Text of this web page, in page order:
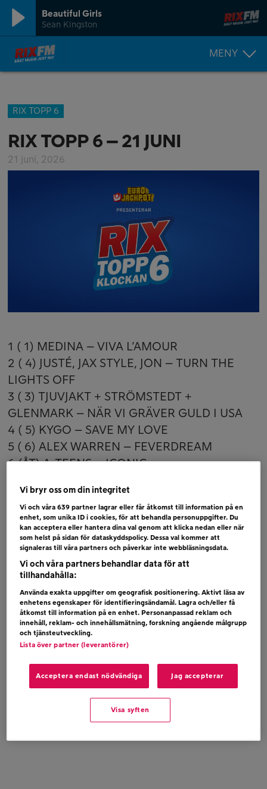
Beautiful Girls
Sean Kingston
MENY
RIX TOPP 6
RIX TOPP 6 – 21 JUNI
21 juni, 2026
1 ( 1) MEDINA – VIVA L’AMOUR
2 ( 4) JUSTÉ, JAX STYLE, JON – TURN THE
LIGHTS OFF
3 ( 3) TJUVJAKT + STRÖMSTEDT +
GLENMARK – NÄR VI GRÄVER GULD I USA
4 ( 5) KYGO – SAVE MY LOVE
5 ( 6) ALEX WARREN – FEVERDREAM
6 (ÅT) A-TEENS – ICONIC
Bubblare:
TEMPER CITY – SELF AWARE
DOTTER – MR.RADIOBEAT
RYMDPOJKEN -DEN BÄSTA TIDEN VÄNTAR
PÅ DIG
Vi bryr oss om din integritet
Vi och våra639 partner lagrar eller får åtkomst till information på en
enhet, som unika ID i cookies, för att behandla personuppgifter. Du
kan acceptera eller hantera dina val genom att klicka nedan eller när
som helst på sidan för dataskyddspolicy. Dessa val kommer att
signaleras till våra partners och påverkar inte webbläsningsdata.
Vi och våra partners behandlar data för att
tillhandahålla:
Använda exakta uppgifter om geografisk positionering. Aktivt läsa av
enhetens egenskaper för identifieringsändamål. Lagra och/eller få
åtkomst till information på en enhet. Personanpassad reklam och
innehåll, reklam- och innehållsmätning, forskning angående målgrupp
och tjänsteutveckling.
Lista över partner (leverantörer)
Acceptera endast nödvändiga Jag accepterar
Visa syften